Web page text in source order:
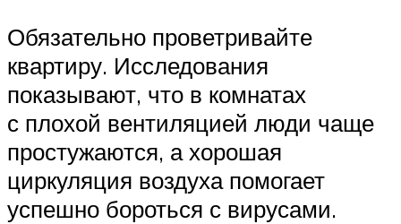
Обязательно проветривайте
квартиру. Исследования
показывают, что в комнатах
с плохой вентиляцией люди чаще
простужаются, а хорошая
циркуляция воздуха помогает
успешно бороться с вирусами.